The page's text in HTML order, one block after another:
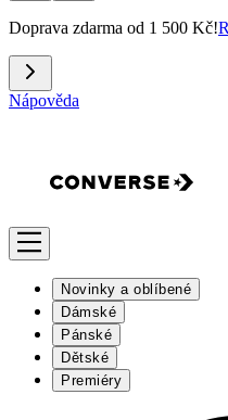
Doprava zdarma od 1 500 Kč!
Nápověda
Novinky a oblíbené
Dámské
Pánské
Dětské
Premiéry